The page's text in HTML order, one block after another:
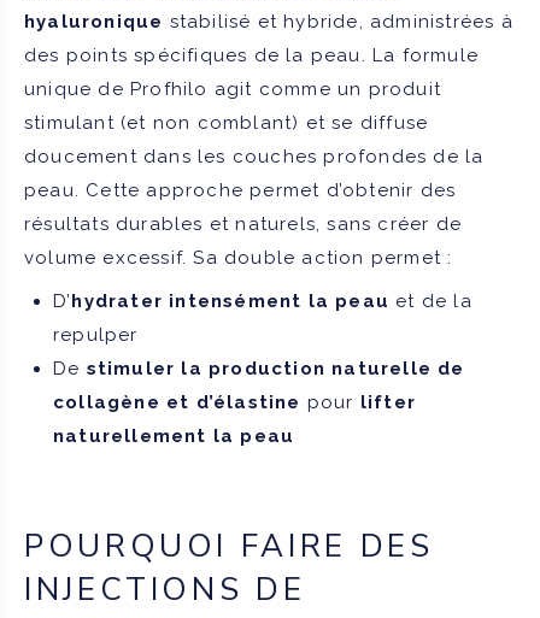
hyaluronique stabilisé et hybride, administrées à
des points spécifiques de la peau. La formule
unique de Profhilo agit comme un produit
stimulant (et non comblant) et se diffuse
doucement dans les couches profondes de la
peau. Cette approche permet d’obtenir des
résultats durables et naturels, sans créer de
volume excessif. Sa double action permet :
D’hydrater intensément la peau et de la
repulper
De stimuler la production naturelle de
collagène et d’élastine pour lifter
naturellement la peau
POURQUOI FAIRE DES
INJECTIONS DE